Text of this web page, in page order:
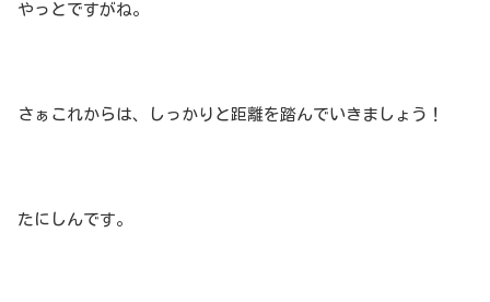
やっとですがね。
さぁこれからは、しっかりと距離を踏んでいきましょう！
たにしんです。